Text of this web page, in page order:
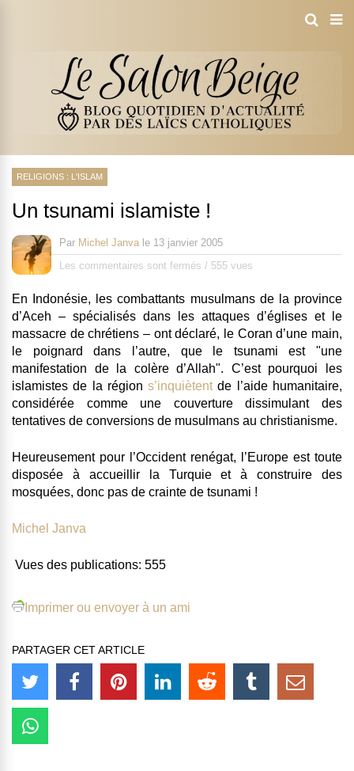
RELIGIONS : L'ISLAM
Un tsunami islamiste !
Par Michel Janva le 13 janvier 2005
Les commentaires sont fermés / 555 vues
En Indonésie, les combattants musulmans de la province
d’Aceh – spécialisés dans les attaques d’églises et le
massacre de chrétiens – ont déclaré, le Coran d’une main,
le poignard dans l’autre, que le tsunami est "une
manifestation de la colère d’Allah". C’est pourquoi les
islamistes de la régions’inquiètentde l’aide humanitaire,
considérée comme une couverture dissimulant des
tentatives de conversions de musulmans au christianisme.
Heureusement pour l’Occident renégat, l’Europe est toute
disposée à accueillir la Turquie et à construire des
mosquées, donc pas de crainte de tsunami !
Michel Janva
Vues des publications: 555
Imprimer ou envoyer à un ami
PARTAGER CET ARTICLE